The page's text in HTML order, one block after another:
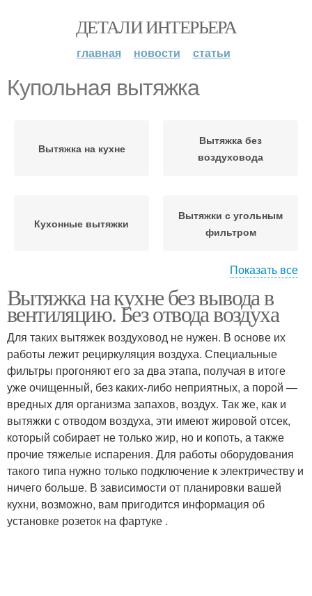
ДЕТАЛИ ИНТЕРЬЕРА
главная новости статьи
Купольная вытяжка
Вытяжка на кухне
Вытяжка без
воздуховода
Кухонные вытяжки
Вытяжки с угольным
фильтром
Вытяжки для кухни
подключения
Показать все
Вытяжка на кухне без вывода в
вентиляцию. Без отвода воздуха
Для таких вытяжек воздуховод не нужен. В основе их
работы лежит рециркуляция воздуха. Специальные
фильтры прогоняют его за два этапа, получая в итоге
уже очищенный, без каких-либо неприятных, а порой —
вредных для организма запахов, воздух. Так же, как и
вытяжки с отводом воздуха, эти имеют жировой отсек,
который собирает не только жир, но и копоть, а также
прочие тяжелые испарения. Для работы оборудования
такого типа нужно только подключение к электричеству и
ничего больше. В зависимости от планировки вашей
кухни, возможно, вам пригодится информация об
установке розеток на фартуке .